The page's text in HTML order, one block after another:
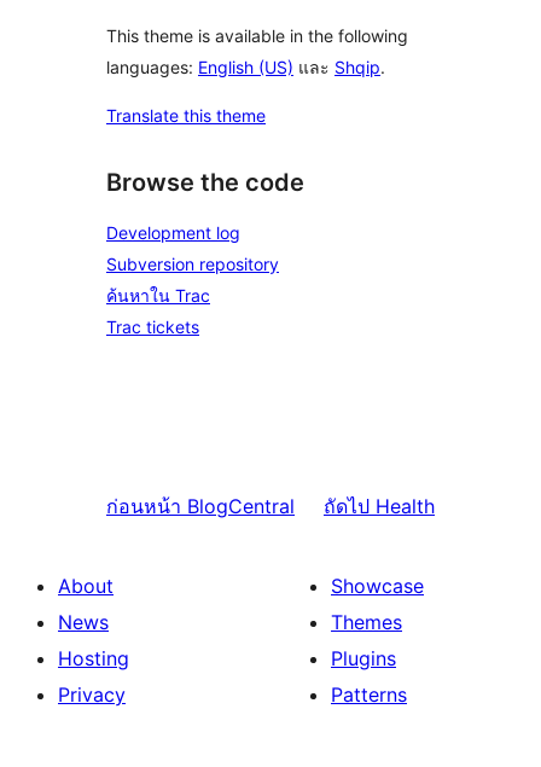
This theme is available in the following
languages: English (US) และ Shqip.
Translate this theme
Browse the code
Development log
Subversion repository
ค้นหาใน Trac
Trac tickets
ก่อนหน้า BlogCentral ถัดไป Health
About
News
Hosting
Privacy
Showcase
Themes
Plugins
Patterns